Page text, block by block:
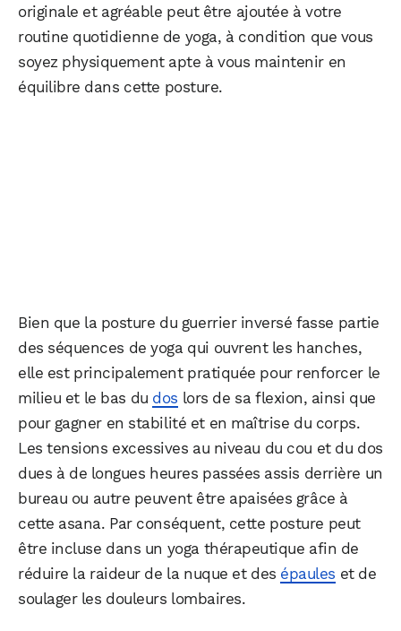
originale et agréable peut être ajoutée à votre
routine quotidienne de yoga, à condition que vous
soyez physiquement apte à vous maintenir en
équilibre dans cette posture.
Bien que la posture du guerrier inversé fasse partie
des séquences de yoga qui ouvrent les hanches,
elle est principalement pratiquée pour renforcer le
milieu et le bas du dos lors de sa flexion, ainsi que
pour gagner en stabilité et en maîtrise du corps.
Les tensions excessives au niveau du cou et du dos
dues à de longues heures passées assis derrière un
bureau ou autre peuvent être apaisées grâce à
cette asana. Par conséquent, cette posture peut
être incluse dans un yoga thérapeutique afin de
réduire la raideur de la nuque et des épaules et de
soulager les douleurs lombaires.